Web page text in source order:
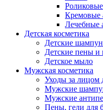
Роликовые
Кремовые
Лечебные
Детская косметика
Детские
Детские пены и
Детское мыло
Мужская косметика
Уходы за лицом
Мужские
Мужские
Пены, гели для